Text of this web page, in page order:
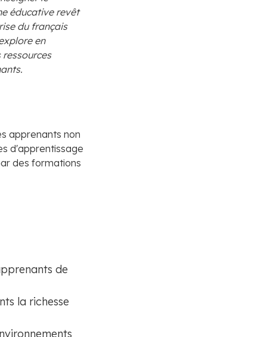
éducative revêt
du français
en
apprenants non
d'apprentissage
des formations
de
la richesse